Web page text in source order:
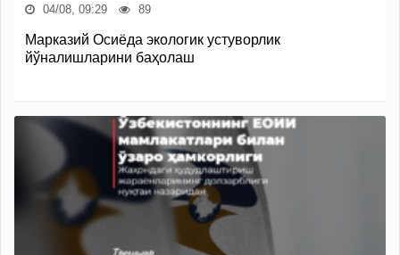
04/08, 09:29 89
Марказий Осиёда экологик устуворлик
йўналишларини баҳолаш